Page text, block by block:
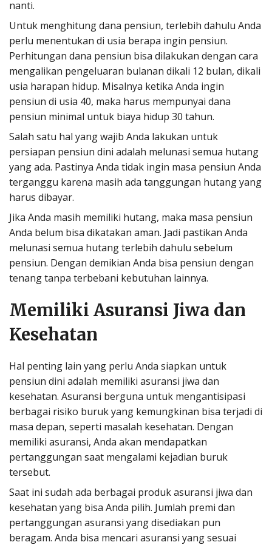
nanti.
Untuk menghitung dana pensiun, terlebih dahulu Anda
perlu menentukan di usia berapa ingin pensiun.
Perhitungan dana pensiun bisa dilakukan dengan cara
mengalikan pengeluaran bulanan dikali 12 bulan, dikali
usia harapan hidup. Misalnya ketika Anda ingin
pensiun di usia 40, maka harus mempunyai dana
pensiun minimal untuk biaya hidup 30 tahun.
Salah satu hal yang wajib Anda lakukan untuk
persiapan pensiun dini adalah melunasi semua hutang
yang ada. Pastinya Anda tidak ingin masa pensiun Anda
terganggu karena masih ada tanggungan hutang yang
harus dibayar.
Jika Anda masih memiliki hutang, maka masa pensiun
Anda belum bisa dikatakan aman. Jadi pastikan Anda
melunasi semua hutang terlebih dahulu sebelum
pensiun. Dengan demikian Anda bisa pensiun dengan
tenang tanpa terbebani kebutuhan lainnya.
Memiliki Asuransi Jiwa dan
Kesehatan
Hal penting lain yang perlu Anda siapkan untuk
pensiun dini adalah memiliki asuransi jiwa dan
kesehatan. Asuransi berguna untuk mengantisipasi
berbagai risiko buruk yang kemungkinan bisa terjadi di
masa depan, seperti masalah kesehatan. Dengan
memiliki asuransi, Anda akan mendapatkan
pertanggungan saat mengalami kejadian buruk
tersebut.
Saat ini sudah ada berbagai produk asuransi jiwa dan
kesehatan yang bisa Anda pilih. Jumlah premi dan
pertanggungan asuransi yang disediakan pun
beragam. Anda bisa mencari asuransi yang sesuai